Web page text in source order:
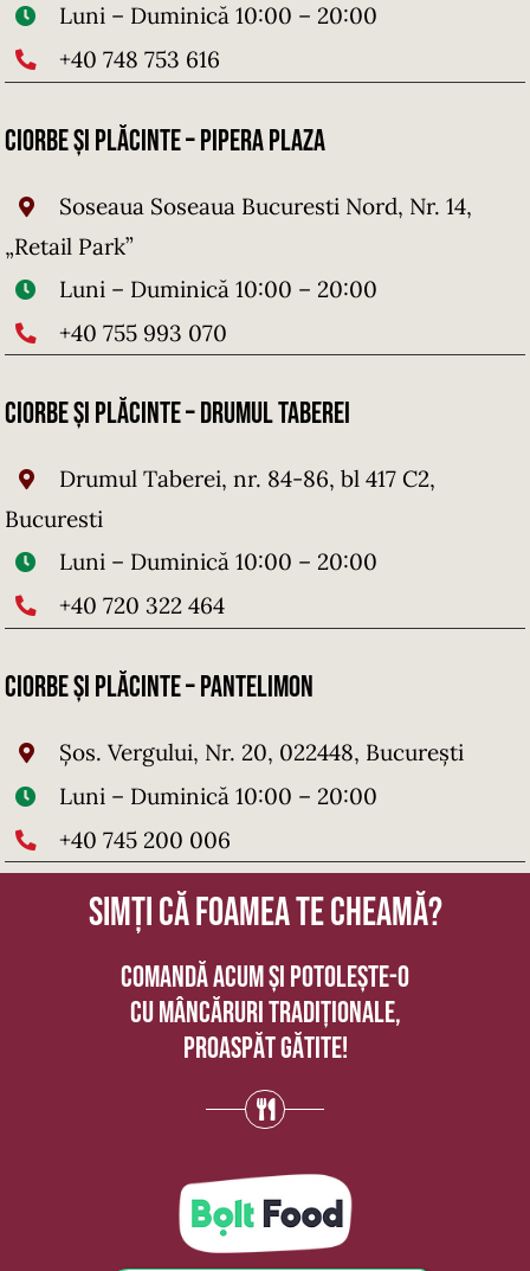
Luni – Duminică 10:00 – 20:00
+40 748 753 616
Ciorbe și Plăcinte – PIPERA PLAZA
Soseaua Soseaua Bucuresti Nord, Nr. 14,
„Retail Park”
Luni – Duminică 10:00 – 20:00
+40 755 993 070
Ciorbe și Plăcinte – DRUMUL TABEREI
Drumul Taberei, nr. 84-86, bl 417 C2,
Bucuresti
Luni – Duminică 10:00 – 20:00
+40 720 322 464
Ciorbe și Plăcinte – Pantelimon
Şos. Vergului, Nr. 20, 022448, București
Luni – Duminică 10:00 – 20:00
+40 745 200 006
Simți că foamea te cheamă?
Comandă acum și potolește-o
cu mâncăruri tradiționale,
proaspăt gătite!